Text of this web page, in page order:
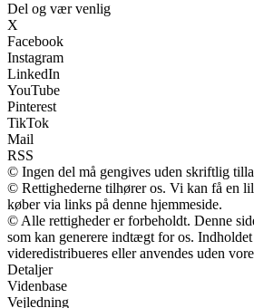
Del og vær venlig
X
Facebook
Instagram
LinkedIn
YouTube
Pinterest
TikTok
Mail
RSS
© Ingen del må gengives uden skriftlig
© Rettighederne tilhører os. Vi kan få en
køber via links på denne hjemmeside.
© Alle rettigheder er forbeholdt. Denne
som kan generere indtægt for os.
videredistribueres eller anvendes uden
Detaljer
Videnbase
Vejledning